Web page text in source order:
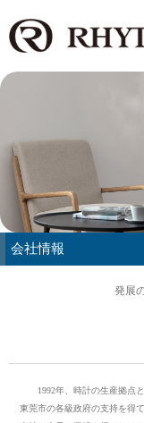
会社情報
発展
1992年、時計の生産拠点
東莞市の各級政府の支持を得